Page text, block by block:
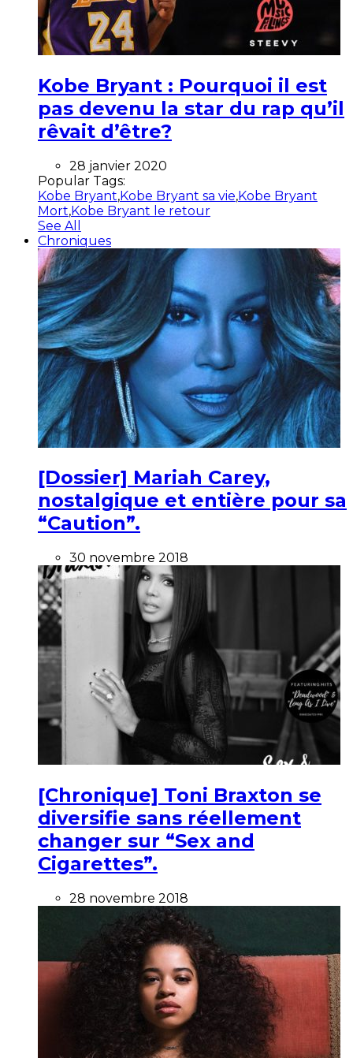
Kobe Bryant : Pourquoi il est
pas devenu la star du rap qu’il
rêvait d’être?
28 janvier 2020
Popular Tags:
Kobe Bryant,Kobe Bryant sa vie,Kobe Bryant
Mort,Kobe Bryant le retour
See All
Chroniques
[Dossier] Mariah Carey,
nostalgique et entière pour sa
“Caution”.
30 novembre 2018
[Chronique] Toni Braxton se
diversifie sans réellement
changer sur “Sex and
Cigarettes”.
28 novembre 2018